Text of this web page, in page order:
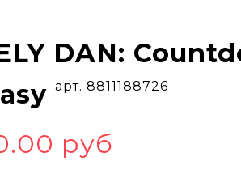
DAN:
арт. 8811188726
руб